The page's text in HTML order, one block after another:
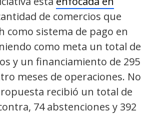
de comercios que
como sistema de pago en
como meta un total de
y un financiamiento de 295
meses de operaciones. No
recibió un total de
74 abstenciones y 392